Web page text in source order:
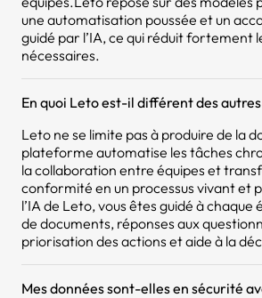
une automatisation poussée et un
guidé par l’IA, ce qui réduit fortement
nécessaires.
En quoi Leto est-il différent des
Leto ne se limite pas à produire de la
plateforme automatise les tâches
la collaboration entre équipes et
conformité en un processus vivant et
l’IA de Leto, vous êtes guidé à
de documents, réponses aux
priorisation des actions et aide à la
Mes données sont-elles en sécurité